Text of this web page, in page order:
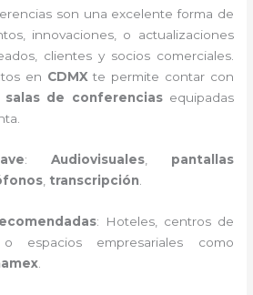
son una excelente forma de
innovaciones, o actualizaciones
clientes y socios comerciales.
en CDMXte permite contar con
salas de conferenciasequipadas
:Audiovisuales
pantallas
transcripción
: Hoteles, centros de
o espacios empresariales como